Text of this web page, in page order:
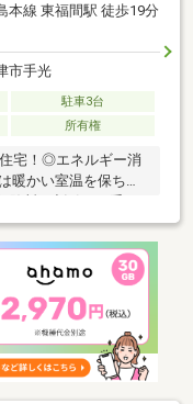
本線 東福間駅 徒歩19分
市手光
駐車3台
所有権
宅！◎エネルギー消
かい室温を保ちや
22分・福間東中…徒
ップ…徒歩10分・郵便
の物件も合わせてご
わせる必要なし！☆
る物件の町名、金
ミ☆4.9のハウスドゥ